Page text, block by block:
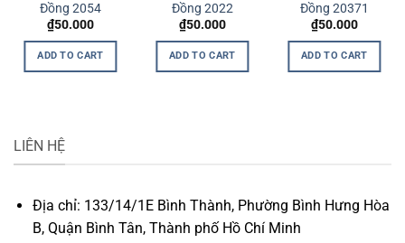
Đồng 2054
₫50.000
ADD TO CART
Đồng 2022
₫50.000
ADD TO CART
Đồng 20371
₫50.000
ADD TO CART
LIÊN HỆ
Địa chỉ: 133/14/1E Bình Thành, Phường Bình Hưng Hòa
B, Quận Bình Tân, Thành phố Hồ Chí Minh